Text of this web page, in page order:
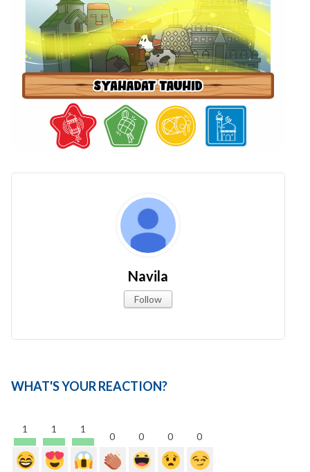
Navila
Follow
WHAT'S YOUR REACTION?
1 1 1
0 0 0 0